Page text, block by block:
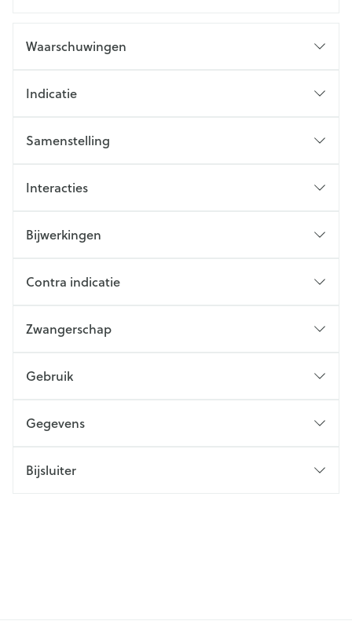
Waarschuwingen
Indicatie
Samenstelling
Interacties
Bijwerkingen
Contra indicatie
Zwangerschap
Gebruik
Gegevens
Bijsluiter